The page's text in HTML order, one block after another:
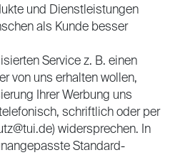
und Dienstleistungen
als Kunde besser
Service z. B. einen
von uns erhalten wollen,
Ihrer Werbung uns
schriftlich oder per
widersprechen. In
Standard-